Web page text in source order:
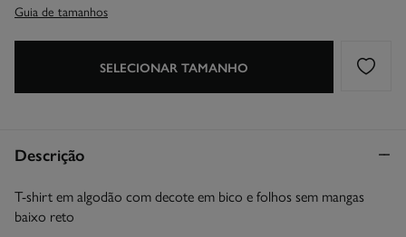
Guia de tamanhos
SELECIONAR TAMANHO
Descrição
T-shirt em algodão com decote em bico e folhos sem mangas
baixo reto